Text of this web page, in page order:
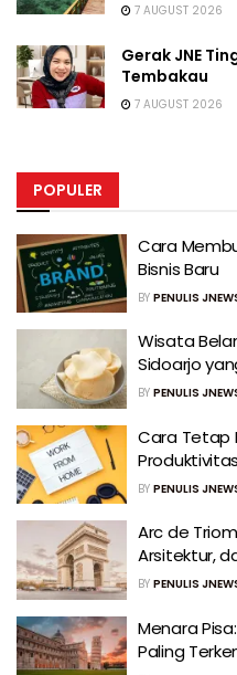
7 AUGUST 2026
Gerak JNE
Tembakau
7 AUGUST 2026
POPULER
Cara
Bisnis Baru
BY PENULIS
Wisata
Sidoarjo
BY PENULIS
Cara Tetap
BY PENULIS
Arc de
Arsitektur,
BY PENULIS
Menara
Paling